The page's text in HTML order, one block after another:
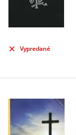
Vypredané